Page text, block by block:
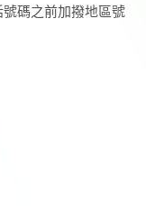
碼之前加撥地區號